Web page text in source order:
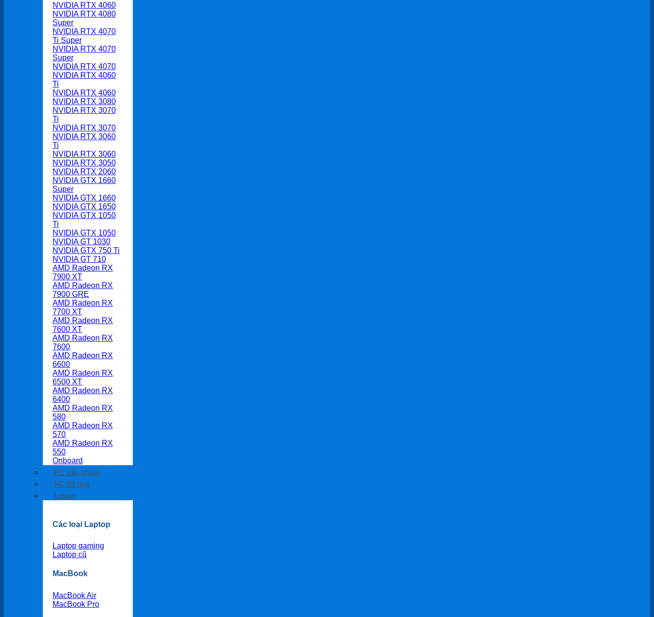
NVIDIA RTX 4060
NVIDIA RTX 4080
Super
NVIDIA RTX 4070
Ti Super
NVIDIA RTX 4070
Super
NVIDIA RTX 4070
NVIDIA RTX 4060
Ti
NVIDIA RTX 4060
NVIDIA RTX 3080
NVIDIA RTX 3070
Ti
NVIDIA RTX 3070
NVIDIA RTX 3060
Ti
NVIDIA RTX 3060
NVIDIA RTX 3050
NVIDIA RTX 2060
NVIDIA GTX 1660
Super
NVIDIA GTX 1660
NVIDIA GTX 1650
NVIDIA GTX 1050
Ti
NVIDIA GTX 1050
NVIDIA GT 1030
NVIDIA GTX 750 Ti
NVIDIA GT 710
AMD Radeon RX
7900 XT
AMD Radeon RX
7900 GRE
AMD Radeon RX
7700 XT
AMD Radeon RX
7600 XT
AMD Radeon RX
7600
AMD Radeon RX
6600
AMD Radeon RX
6500 XT
AMD Radeon RX
6400
AMD Radeon RX
580
AMD Radeon RX
570
AMD Radeon RX
550
Onboard
PC Văn phòng
PC Đồ họa
Laptop
Các loại Laptop
Laptop gaming
Laptop cũ
MacBook
MacBook Air
MacBook Pro